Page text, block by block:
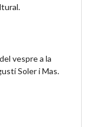
vespre a la
Soler i Mas.